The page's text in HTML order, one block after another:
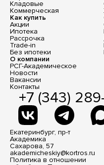
Кладовые
Коммерческая
Как купить
Акции
Ипотека
Рассрочка
Trade-in
Без ипотеки
О компании
РСГ-Академическое
Новости
Вакансии
Контакты
+7 (343)
Екатеринбург, пр-т
Академика
Сахарова, 57
akademicheskiy@kortros.ru
Политика в отношении